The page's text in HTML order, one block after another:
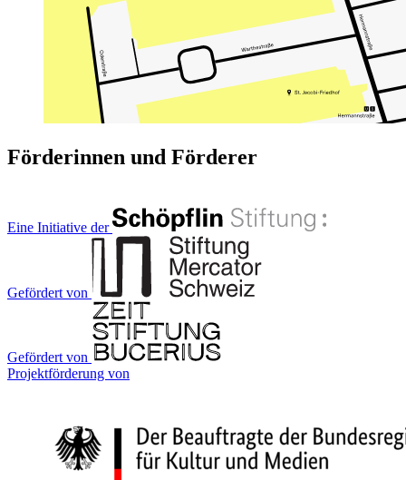
Förderinnen und Förderer
Eine Initiative der
Gefördert von
Gefördert von
Projektförderung von